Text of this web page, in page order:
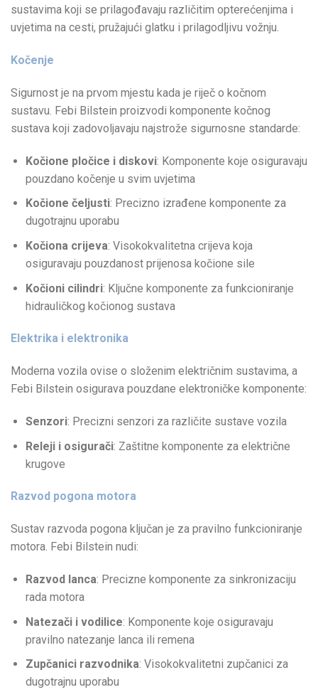
sustavima koji se prilagođavaju različitim opterećenjima i
uvjetima na cesti, pružajući glatku i prilagodljivu vožnju.
Kočenje
Sigurnost je na prvom mjestu kada je riječ o kočnom
sustavu. Febi Bilstein proizvodi komponente kočnog
sustava koji zadovoljavaju najstrože sigurnosne standarde:
Kočione pločice i diskovi: Komponente koje osiguravaju
pouzdano kočenje u svim uvjetima
Kočione čeljusti: Precizno izrađene komponente za
dugotrajnu uporabu
Kočiona crijevа: Visokokvalitetna crijeva koja
osiguravaju pouzdanost prijenosa kočione sile
Kočioni cilindri: Ključne komponente za funkcioniranje
hidrauličkog kočionog sustava
Elektrika i elektronika
Moderna vozila ovise o složenim električnim sustavima, a
Febi Bilstein osigurava pouzdane elektroničke komponente:
Senzori: Precizni senzori za različite sustave vozila
Releji i osigurači: Zaštitne komponente za električne
krugove
Razvod pogona motora
Sustav razvoda pogona ključan je za pravilno funkcioniranje
motora. Febi Bilstein nudi:
Razvod lanca: Precizne komponente za sinkronizaciju
rada motora
Natezači i vodilice: Komponente koje osiguravaju
pravilno natezanje lanca ili remena
Zupčanici razvodnika: Visokokvalitetni zupčanici za
dugotrajnu uporabu